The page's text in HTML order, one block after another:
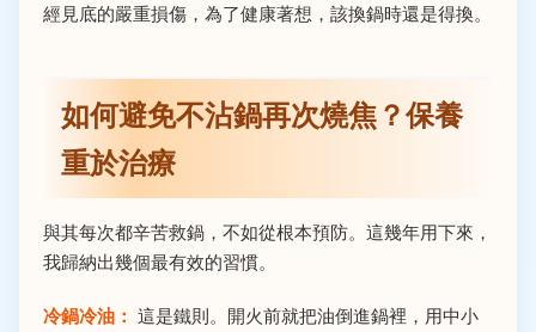
經見底的嚴重損傷，為了健康著想，該換鍋時還是得換。
如何避免不沾鍋再次燒焦？保養
重於治療
與其每次都辛苦救鍋，不如從根本預防。這幾年用下來，
我歸納出幾個最有效的習慣。
冷鍋冷油： 這是鐵則。開火前就把油倒進鍋裡，用中小